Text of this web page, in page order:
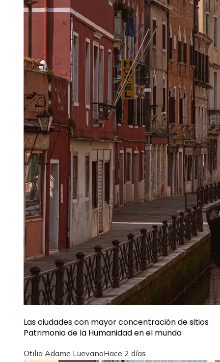
Las ciudades con mayor concentración de sitios
Patrimonio de la Humanidad en el mundo
Otilia Adame LuevanoHace 2 días